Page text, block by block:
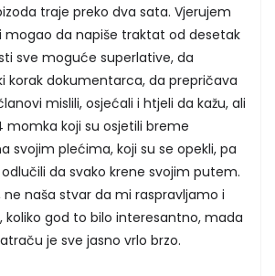
traje preko dva sata. Vjerujem
mogao da napiše traktat od desetak
sve moguće superlative, da
korak dokumentarca, da prepričava
mislili, osjećali i htjeli da kažu, ali
momka koji su osjetili breme
svojim plećima, koji su se opekli, pa
da svako krene svojim putem.
ne naša stvar da mi raspravljamo i
god to bilo interesantno, mada
je sve jasno vrlo brzo.